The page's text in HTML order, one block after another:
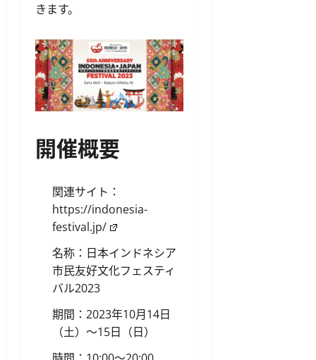
きます。
開催概要
関連サイト：
https://indonesia-
festival.jp/
名称：日本インドネシア
市民友好文化フェスティ
バル2023
期間：2023年10月14日
（土）〜15日（日）